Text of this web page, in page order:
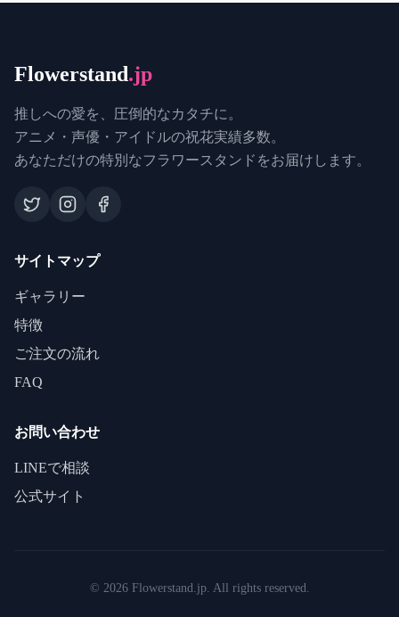
Flowerstand.jp
推しへの愛を、圧倒的なカタチに。
アニメ・声優・アイドルの祝花実績多数。
あなただけの特別なフラワースタンドをお届けします。
サイトマップ
ギャラリー
特徴
ご注文の流れ
FAQ
お問い合わせ
LINEで相談
公式サイト
© 2026Flowerstand.jp. All rights reserved.